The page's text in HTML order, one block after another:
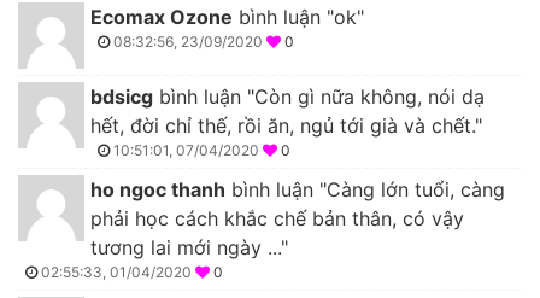
Ecomax Ozone bình luận "ok"
08:32:56, 23/09/2020 0
bdsicg bình luận "Còn gì nữa không, nói dạ
hết, đời chỉ thế, rồi ăn, ngủ tới già và chết."
10:51:01, 07/04/2020 0
ho ngoc thanh bình luận "Càng lớn tuổi, càng
phải học cách khắc chế bản thân, có vậy
tương lai mới ngày ..."
02:55:33, 01/04/2020 0